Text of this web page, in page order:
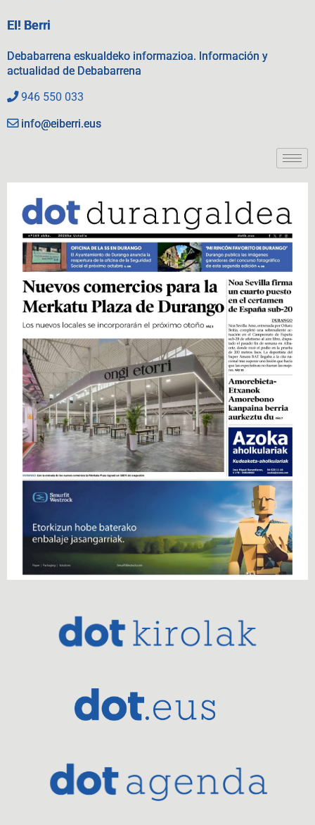
EI! Berri
Debabarrena eskualdeko informazioa. Información y
actualidad de Debabarrena
946 550 033
info@eiberri.eus